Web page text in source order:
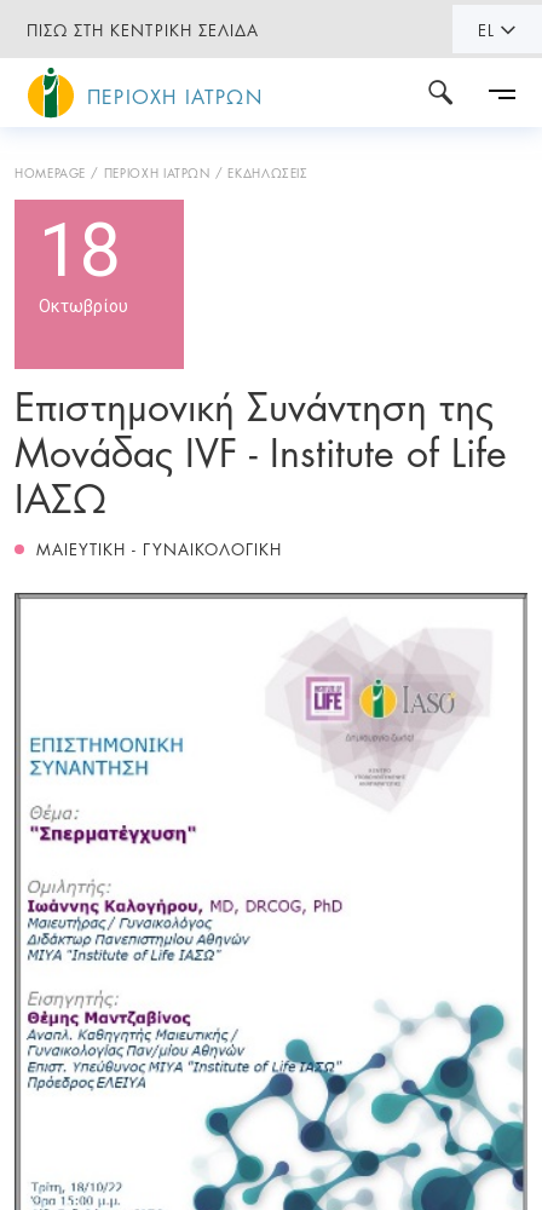
ΠΙΣΩ ΣΤΗ ΚΕΝΤΡΙΚΗ ΣΕΛΙΔΑ EL
ΠΕΡΙΟΧΗ ΙΑΤΡΩΝ
HOMEPAGE ΠΕΡΙΟΧΗ ΙΑΤΡΩΝ ΕΚΔΗΛΩΣΕΙΣ
18
Οκτωβρίου
Επιστημονική Συνάντηση της
Μονάδας IVF - Institute of Life
ΙΑΣΩ
ΜΑΙΕΥΤΙΚΗ - ΓΥΝΑΙΚΟΛΟΓΙΚΗ